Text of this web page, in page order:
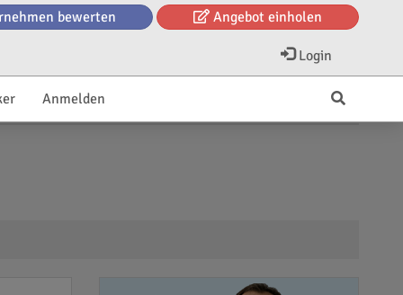
bewerten Angebot einholen
Login
Anmelden